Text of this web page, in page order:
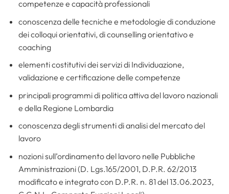
competenze e capacità professionali
conoscenza delle tecniche e metodologie di conduzione
dei colloqui orientativi, di counselling orientativo e
coaching
elementi costitutivi dei servizi di Individuazione,
validazione e certificazione delle competenze
principali programmi di politica attiva del lavoro nazionali
e della Regione Lombardia
conoscenza degli strumenti di analisi del mercato del
lavoro
nozioni sull’ordinamento del lavoro nelle Pubbliche
Amministrazioni (D. Lgs.165/2001, D.P.R. 62/2013
modificato e integrato con D.P.R. n. 81 del 13.06.2023,